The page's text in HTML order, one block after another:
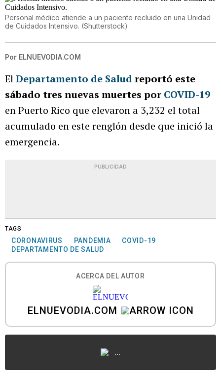
Personal médico atiende a un paciente recluido en una Unidad
de Cuidados Intensivo. (Shutterstock)
Por ELNUEVODIA.COM
ElDepartamento de Saludreportó este
sábado tres nuevas muertes por COVID-19
en Puerto Rico que elevaron a 3,232 el total
acumulado en este renglón desde que inició la
emergencia.
PUBLICIDAD
TAGS
CORONAVIRUS PANDEMIA
COVID-19
DEPARTAMENTO DE SALUD
ACERCA DEL AUTOR
ELNUEVODIA.COM
...